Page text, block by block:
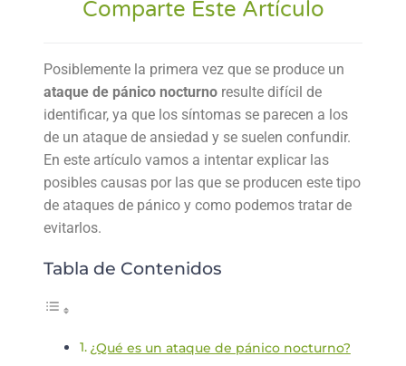
Comparte Este Artículo
Posiblemente la primera vez que se produce un
ataque de pánico nocturno resulte difícil de
identificar, ya que los síntomas se parecen a los
de un ataque de ansiedad y se suelen confundir.
En este artículo vamos a intentar explicar las
posibles causas por las que se producen este tipo
de ataques de pánico y como podemos tratar de
evitarlos.
Tabla de Contenidos
¿Qué es un ataque de pánico nocturno?